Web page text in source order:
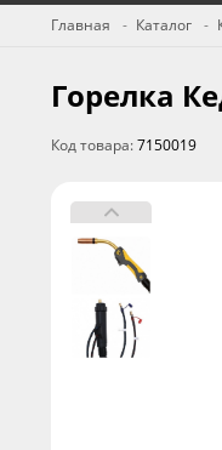
Главная Каталог
Горелка
Код товара:7150019